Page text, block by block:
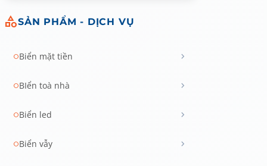
categorySẢN PHẨM - DỊCH VỤ
circleBiển mặt tiền chevron_right
circleBIển toà nhà chevron_right
circleBiển led chevron_right
circleBiển vẫy chevron_right